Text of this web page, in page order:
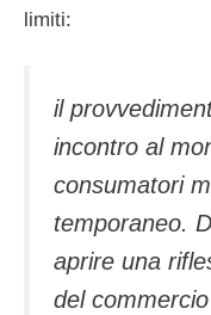
limiti:
il
incontro al
consumatori
temporaneo.
aprire una
del